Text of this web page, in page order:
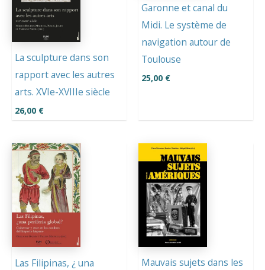
La sculpture dans son
rapport avec les autres
arts. XVIe-XVIIIe siècle
26,00 €
Garonne et canal du
Midi. Le système de
navigation autour de
Toulouse
25,00 €
Las Filipinas, ¿ una
Mauvais sujets dans les